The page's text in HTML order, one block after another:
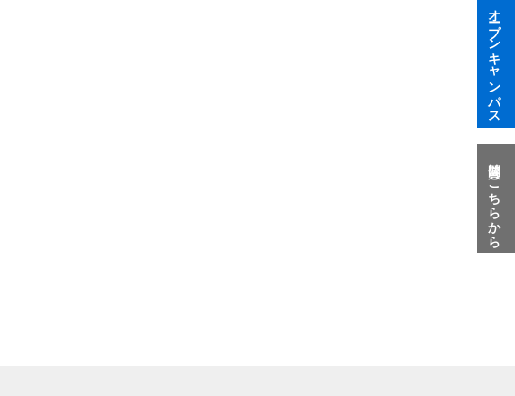
オープンキャンパス
質問はこちらから